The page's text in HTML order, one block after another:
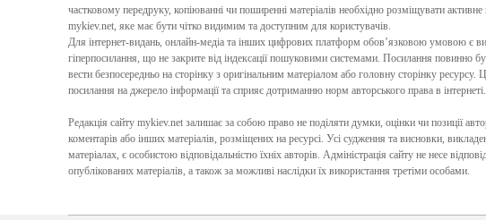
частковому передруку, копіюванні чи поширенні матеріалів необхідно розміщувати активне
mykiev.net, яке має бути чітко видимим та доступним для користувачів.
Для інтернет-видань, онлайн-медіа та інших цифрових платформ обов’язковою умовою є
гіперпосилання, що не закрите від індексації пошуковими системами. Посилання повинно
вести безпосередньо на сторінку з оригінальним матеріалом або головну сторінку ресурсу.
посилання на джерело інформації та сприяє дотриманню норм авторського права в інтернеті.
Редакція сайту mykiev.net залишає за собою право не поділяти думки, оцінки чи позиції
коментарів або інших матеріалів, розміщених на ресурсі. Усі судження та висновки,
матеріалах, є особистою відповідальністю їхніх авторів. Адміністрація сайту не несе
опублікованих матеріалів, а також за можливі наслідки їх використання третіми особами.